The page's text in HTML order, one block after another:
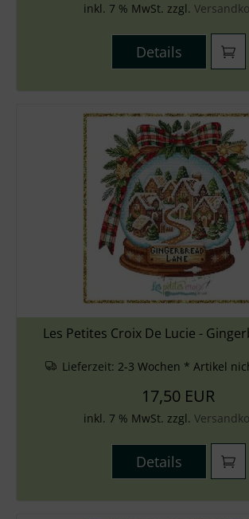
inkl. 7 % MwSt. zzgl.
Details
Les Petites Croix De Lucie -
Lieferzeit: 2-3 Wochen * Artikel
17,50 EUR
inkl. 7 % MwSt. zzgl.
Details